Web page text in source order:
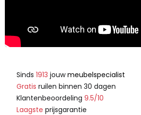
Sinds 1913 jouwmeubelspecialist
Gratis ruilen binnen 30 dagen
Klantenbeoordeling 9.5/10
Laagste prijsgarantie